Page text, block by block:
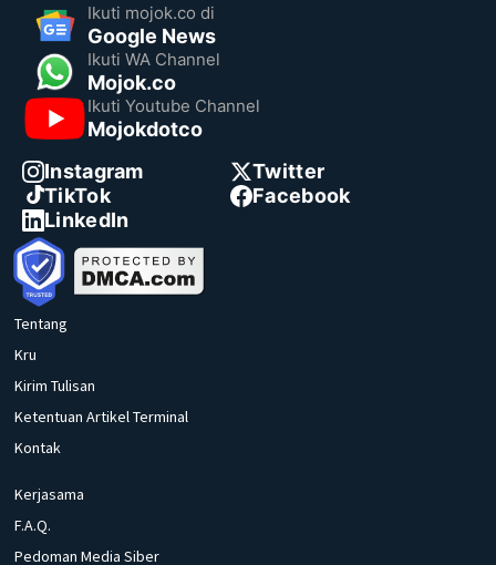
Ikuti mojok.co di
Google News
Ikuti WA Channel
Mojok.co
Ikuti Youtube Channel
Mojokdotco
Instagram
Twitter
TikTok
Facebook
LinkedIn
Tentang
Kru
Kirim Tulisan
Ketentuan Artikel Terminal
Kontak
Kerjasama
F.A.Q.
Pedoman Media Siber